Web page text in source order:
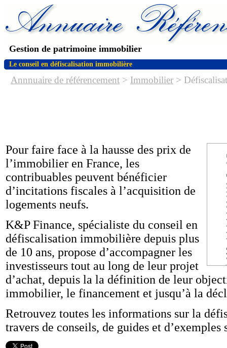
Gestion de patrimoine immobilier
Le conseil en défiscalisation immobilière
Annnuaire de référencement > Immobilier >
Pour faire face à la hausse des prix de
l’immobilier en France, les
contribuables peuvent bénéficier
d’incitations fiscales à l’acquisition de
logements neufs.
K&P Finance, spécialiste du conseil en
défiscalisation immobilière depuis plus
de 10 ans, propose d’accompagner les
investisseurs tout au long de leur projet
d’achat, depuis la la définition de leur
immobilier, le financement et jusqu’à la
Retrouvez toutes les informations sur la
travers de conseils, de guides et